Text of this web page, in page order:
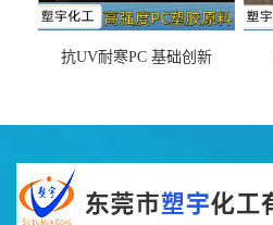
抗UV耐寒PC 基础创新